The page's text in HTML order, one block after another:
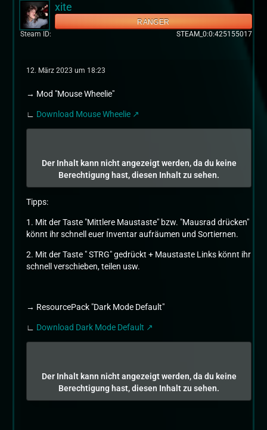
xite
RANGER
Steam ID
STEAM_0:0:425155017
12. März 2023 um 18:23
→ Mod "Mouse Wheelie"
∟ Download Mouse Wheelie
Der Inhalt kann nicht angezeigt werden, da du keine
Berechtigung hast, diesen Inhalt zu sehen.
Tipps:
1. Mit der Taste "Mittlere Maustaste" bzw. "Mausrad drücken"
könnt ihr schnell euer Inventar aufräumen und Sortiernen.
2. Mit der Taste " STRG" gedrückt + Maustaste Links könnt ihr
schnell verschieben, teilen usw.
→ ResourcePack "Dark Mode Default"
∟ Download Dark Mode Default
Der Inhalt kann nicht angezeigt werden, da du keine
Berechtigung hast, diesen Inhalt zu sehen.